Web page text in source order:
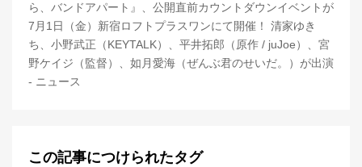
ら、バンドアパート』、公開直前カウントダウンイベントが
7月1日（金）新宿ロフトプラスワンにて開催！ 清家ゆき
ち、小野武正（KEYTALK）、平井拓郎（原作 / juJoe）、宮
野ケイジ（監督）、如月愛海（ぜんぶ君のせいだ。）が出演
- ニュース
この記事につけられたタグ